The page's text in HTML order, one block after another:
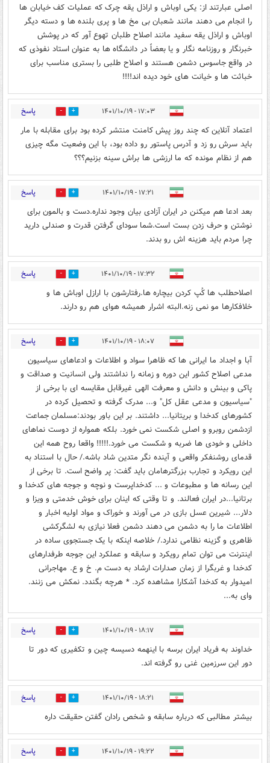
اصلی عبارتند از: یکی اوباش و اراذل یقه چرک که عملیات کف خیابان ها
را انجام می دهند مانند شعبان بی مخ ها و پری بلنده ها و دسته دیگر
اوباش و اراذل یقه سفید مانند اصلاح طلبان تهوع آور که در پوشش
خبرنگار و روزنامه نگار و یا بعضاً در دانشگاه ها به عنوان استاد نفوذی که
در واقع جاسوس دشمن هستند و اصلاح طلبی را بستری مناسب برای
خباثت ها و خیانت های خود دیده اند!!!!
۱۷:۰۳ - ۱۴۰۱/۱۰/۱۹ 1 پاسخ
اعتماد آنلاین که چند روز پیش کامنت منتشر کرده بود برای مقابله با مار
باید سرش رو زد و آدرس پاستور رو داده بود، با این وضعیت مگه چیزی
هم از نظام مونده که ما ارزشی ها براش سینه بزنیم؟؟؟
۱۷:۲۱ - ۱۴۰۱/۱۰/۱۹ 8 پاسخ
بعد ادعا هم میکنن در ایران آزادی بیان وجود نداره.دست و بالمون برای
نوشتن و حرف زدن بست است.شما سودای گرفتن قدرت و صندلی دارید
چرا مردم باید هزینه اش رو بدند.
۱۷:۳۲ - ۱۴۰۱/۱۰/۱۹ 10 پاسخ
اصلاحطلب ها کُپ کردن بیچاره ها.رفتارشون با ارازل اوباش ها و
خلافکارها مو نمی زنه.البته اشرار همیشه هوای هم رو دارند.
۱۸:۰۷ - ۱۴۰۱/۱۰/۱۹ 4 پاسخ
آبا و اجداد ما ایرانی ها که ظاهرا سواد و اطلاعات و ادعاهای سیاسیون
مدعی اصلاح کشور این دوره و زمانه را نداشتند ولی انسانیت و صداقت و
پاکی و بینش و دانش و معرفت الهی غیرقابل مقایسه ای با برخی از
"سیاسیون و مدعی عقل کل" و... مدرک گرفته و تحصیل کرده در
کشورهای کدخدا و بریتانیا... داشتند. بر این باور بودند:مسلمان جماعت
ازدشمن روبرو و اصلی شکست نمی خورد. بلکه همواره از دوست نماهای
داخلی و خودی ها ضربه و شکست می خورد.!!!!! واقعا روح همه این
قدمای روشنفکر واقعی و آینده نگر متدین شاد باشه./ حال با استناد به
این رویکرد و تجارب بزرگترهامان باید گفت: پر واضح است. تا برخی از
این رسانه ها و مطبوعات و ... کدخداپرست و نوچه و جوجه های کدخدا و
برتانیا...در ایران فعالند. و تا وقتی که اینان برای خوش خدمتی و ویزا و
دلار... شیرین عسل بازی در می آورند و خوراک و مواد اولیه اخبار و
اطلاعات ما را به دشمن می دهند دشمن فعلا نیازی به لشگرکشی
ظاهری و گزینه نظامی ندارد./ خلاصه اینکه با یک جستجوی ساده در
اینترنت می توان تمام رویکرد و سابقه و عملکرد این جوجه طرفدارهای
کدخدا و غربگرا از زمان صدارات ارشاد به دست م. خ و ع. مهاجرانی
امیدوار به کدخدا آشکارا مشاهده کرد. * هرچه بگندد. نمکش می زنند.
وای به...
۱۸:۱۷ - ۱۴۰۱/۱۰/۱۹ 25 پاسخ
خداوند به فریاد ایران برسه با اینهمه دسیسه چین و تکفیری که دور تا
دور این سرزمین غنی رو گرفته اند.
۱۸:۲۱ - ۱۴۰۱/۱۰/۱۹ 1 پاسخ
بیشتر مطالبی که درباره سابقه و شخص رادان گفتن حقیقت داره
۱۹:۲۲ - ۱۴۰۱/۱۰/۱۹ 19 پاسخ